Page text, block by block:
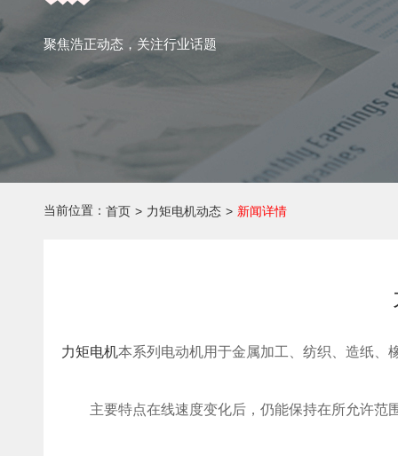
聚焦浩正动态，关注行业话题
当前位置： 首页 > 力矩电机动态 > 新闻详情
力矩电机本系列电动机用于金属加工、纺织、造纸、
主要特点在线速度变化后，仍能保持在所允许范